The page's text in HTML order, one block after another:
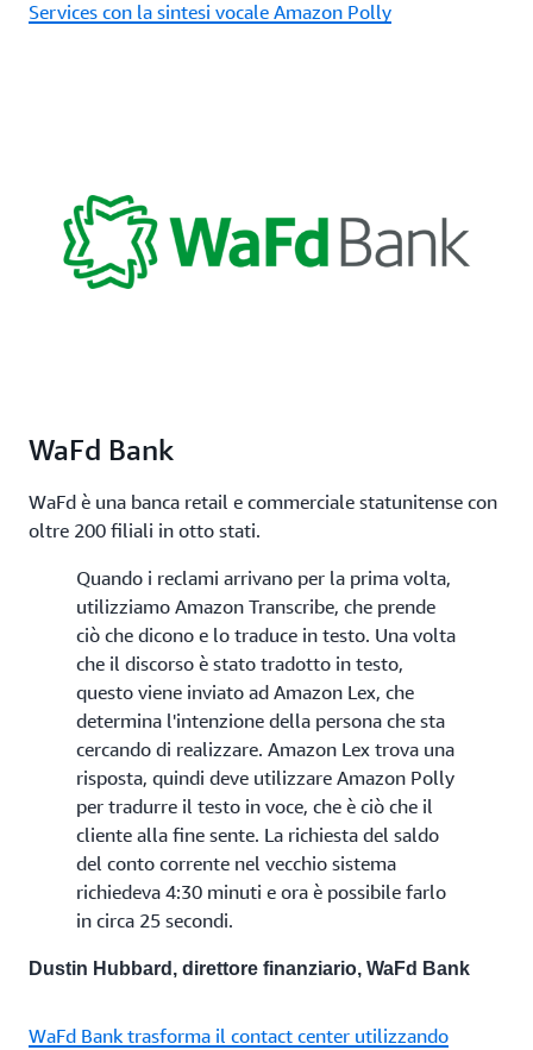
Services con la sintesi vocale Amazon Polly
WaFd Bank
WaFd è una banca retail e commerciale statunitense con
oltre 200 filiali in otto stati.
Quando i reclami arrivano per la prima volta,
utilizziamo Amazon Transcribe, che prende
ciò che dicono e lo traduce in testo. Una volta
che il discorso è stato tradotto in testo,
questo viene inviato ad Amazon Lex, che
determina l'intenzione della persona che sta
cercando di realizzare. Amazon Lex trova una
risposta, quindi deve utilizzare Amazon Polly
per tradurre il testo in voce, che è ciò che il
cliente alla fine sente. La richiesta del saldo
del conto corrente nel vecchio sistema
richiedeva 4:30 minuti e ora è possibile farlo
in circa 25 secondi.
Dustin Hubbard, direttore finanziario, WaFd Bank
WaFd Bank trasforma il contact center utilizzando